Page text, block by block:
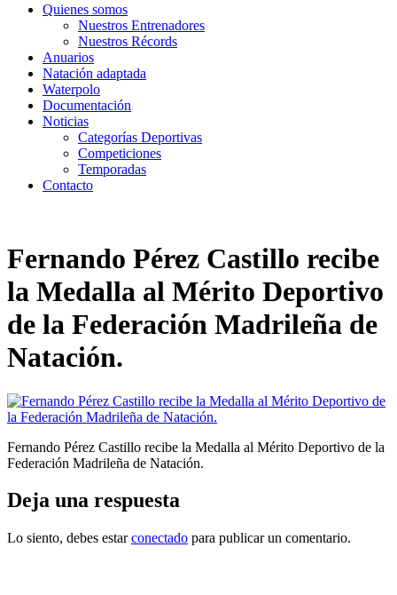
Quienes somos
Nuestros Entrenadores
Nuestros Récords
Anuarios
Natación adaptada
Waterpolo
Documentación
Noticias
Categorías Deportivas
Competiciones
Temporadas
Contacto
Fernando Pérez Castillo recibe
la Medalla al Mérito Deportivo
de la Federación Madrileña de
Natación.
Fernando Pérez Castillo recibe la Medalla al Mérito Deportivo de la
Federación Madrileña de Natación.
Deja una respuesta
Lo siento, debes estarconectado para publicar un comentario.